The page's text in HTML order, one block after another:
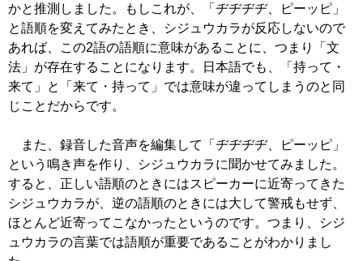
かと推測しました。もしこれが、「ヂヂヂヂ、ピーッピ」
と語順を変えてみたとき、シジュウカラが反応しないので
あれば、この2語の語順に意味があることに、つまり「文
法」が存在することになります。日本語でも、「持って・
来て」と「来て・持って」では意味が違ってしまうのと同
じことだからです。
また、録音した音声を編集して「ヂヂヂヂ、ピーッピ」
という鳴き声を作り、シジュウカラに聞かせてみました。
すると、正しい語順のときにはスピーカーに近寄ってきた
シジュウカラが、逆の語順のときには大して警戒もせず、
ほとんど近寄ってこなかったというのです。つまり、シジ
ュウカラの言葉では語順が重要であることがわかりまし